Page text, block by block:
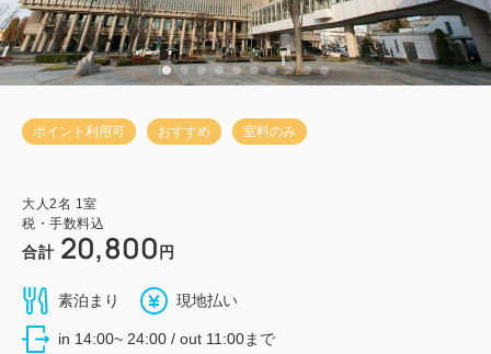
ポイント利用可 おすすめ 室料のみ
大人 2名 1 室
税・手数料込
合計 20,800 円
素泊まり 現地払い
in 14:00~ 24:00 / out 11:00まで